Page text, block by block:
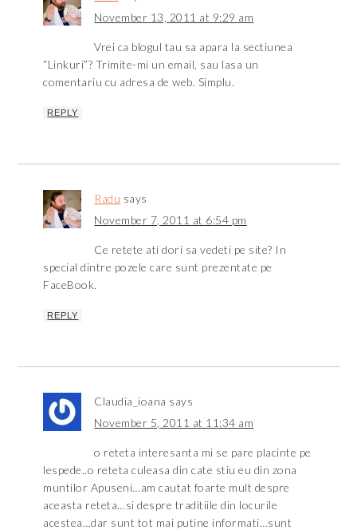
November 13, 2011 at 9:29 am
Vrei ca blogul tau sa apara la sectiunea
“Linkuri”? Trimite-mi un email, sau lasa un
comentariu cu adresa de web. Simplu.
REPLY
Radu says
November 7, 2011 at 6:54 pm
Ce retete ati dori sa vedeti pe site? In
special dintre pozele care sunt prezentate pe
FaceBook.
REPLY
Claudia_ioana says
November 5, 2011 at 11:34 am
o reteta interesanta mi se pare placinte pe
lespede..o reteta culeasa din cate stiu eu din zona
muntilor Apuseni…am cautat foarte mult despre
aceasta reteta…si despre traditiile din locurile
acestea…dar sunt tot mai putine informati…sunt